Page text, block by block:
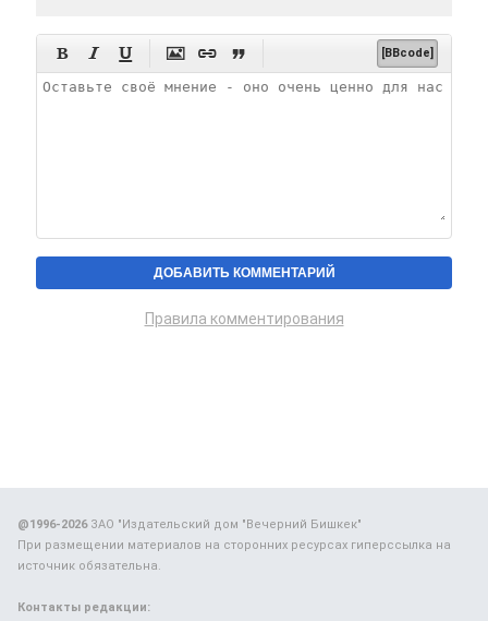
      [BBcode]
Правила комментирования
@1996-2026ЗАО "Издательский дом "Вечерний Бишкек"
При размещении материалов на сторонних ресурсах гиперссылка на
источник обязательна.
Контакты редакции: